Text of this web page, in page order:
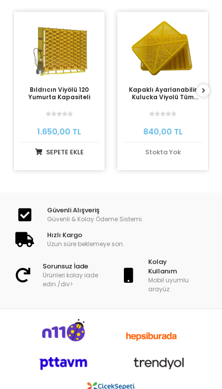
Bıldrıcın Viyölü 120
Yumurta Kapasiteli
1.650,00 TL
SEPETE EKLE
Kapaklı Ayarlanabilir
Kulucka Viyolü Tüm
840,00 TL
Stokta Yok
Güvenli Alışveriş
Güvenli & Kolay Ödeme Sistemi.
Hızlı Kargo
Uzun süre beklemeye son.
Sorunsuz İade
Ürünleri kolay iade
edin./div>
Kolay
Kullanım
Mobil uyumlu
arayüz.